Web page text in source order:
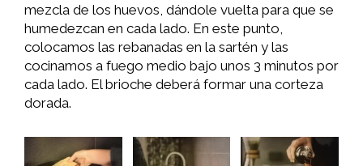
mezcla de los huevos, dándole vuelta para que se
humedezcan en cada lado. En este punto,
colocamos las rebanadas en la sartén y las
cocinamos a fuego medio bajo unos 3 minutos por
cada lado. El brioche deberá formar una corteza
dorada.